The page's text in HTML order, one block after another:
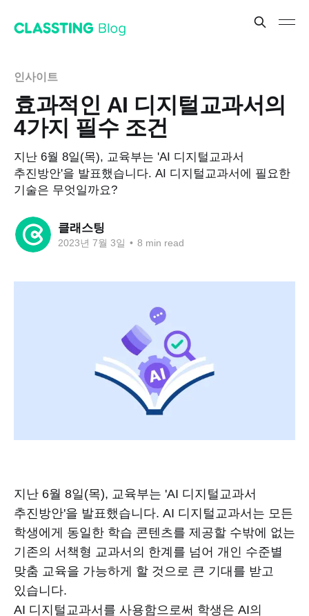
인사이트
효과적인 AI 디지털교과서의
4가지 필수 조건
지난 6월 8일(목), 교육부는 'AI 디지털교과서
추진방안'을 발표했습니다. AI 디지털교과서에 필요한
기술은 무엇일까요?
클래스팅
2023년 7월 3일 • 8 min read
지난 6월 8일(목), 교육부는 'AI 디지털교과서
추진방안'을 발표했습니다. AI 디지털교과서는 모든
학생에게 동일한 학습 콘텐츠를 제공할 수밖에 없는
기존의 서책형 교과서의 한계를 넘어 개인 수준별
맞춤 교육을 가능하게 할 것으로 큰 기대를 받고
있습니다.
AI 디지털교과서를 사용함으로써 학생은 AI의